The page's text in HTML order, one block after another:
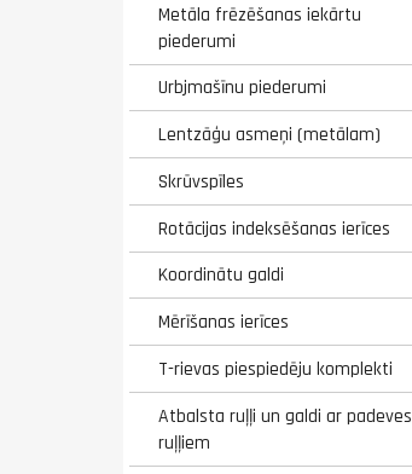
Metāla frēzēšanas iekārtu
piederumi
Urbjmašīnu piederumi
Lentzāģu asmeņi (metālam)
Skrūvspīles
Rotācijas indeksēšanas ierīces
Koordinātu galdi
Mērīšanas ierīces
T-rievas piespiedēju komplekti
Atbalsta ruļļi un galdi ar padeves
ruļļiem